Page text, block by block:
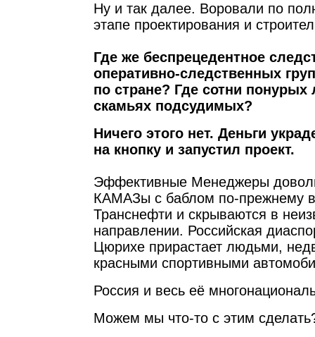
Ну и так далее. Воровали по
этапе проектирования и
Где же беспрецедентное
оперативно-следственных
по стране? Где сотни
скамьях подсудимых?
Ничего этого нет. Деньги
на кнопку и запустил проект.
Эффективные Менеджеры
КАМАЗы с баблом по-прежнему
Транснефти и скрываются в
направлении. Российская
Цюрихе прирастает людьми,
красными спортивными
Россия и весь её
Можем мы что-то с этим